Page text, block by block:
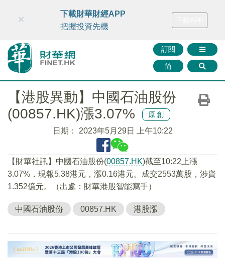
財華智庫網 FINTV FINMETA 財華證券 媒體矩陣
訂閱
简
×
下載財華財經APP
把握投資先機
【港股異動】中國石油股份
(00857.HK)漲3.07%
原創
日期： 2023年5月29日 上午10:22
【財華社訊】中國石油股份(00857.HK)截至10:22上漲
3.07%，現報5.38港元，漲0.16港元。成交2553萬股，涉資
1.352億元。（出處：財華港股智能寫手）
中國石油股份 00857.HK 港股漲